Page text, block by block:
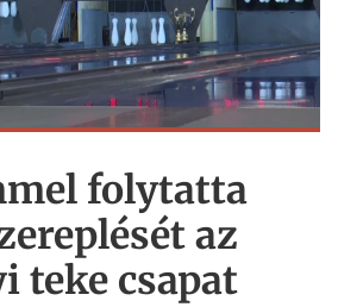
folytatta
az
teke csapat